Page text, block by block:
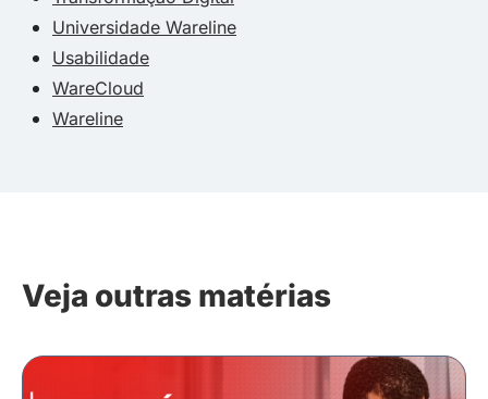
Universidade Wareline
Usabilidade
WareCloud
Wareline
Veja outras matérias